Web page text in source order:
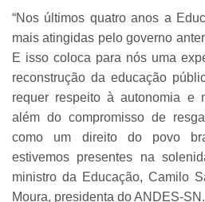
“Nos últimos quatro anos a
mais atingidas pelo governo
E isso coloca para nós uma
reconstrução da educação
requer respeito à autonomia e
além do compromisso de
como um direito do povo
estivemos presentes na
ministro da Educação, Camilo
Moura, presidenta do ANDES-SN.